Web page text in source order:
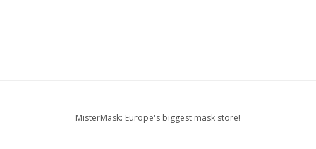
MisterMask: Europe's biggest mask store!